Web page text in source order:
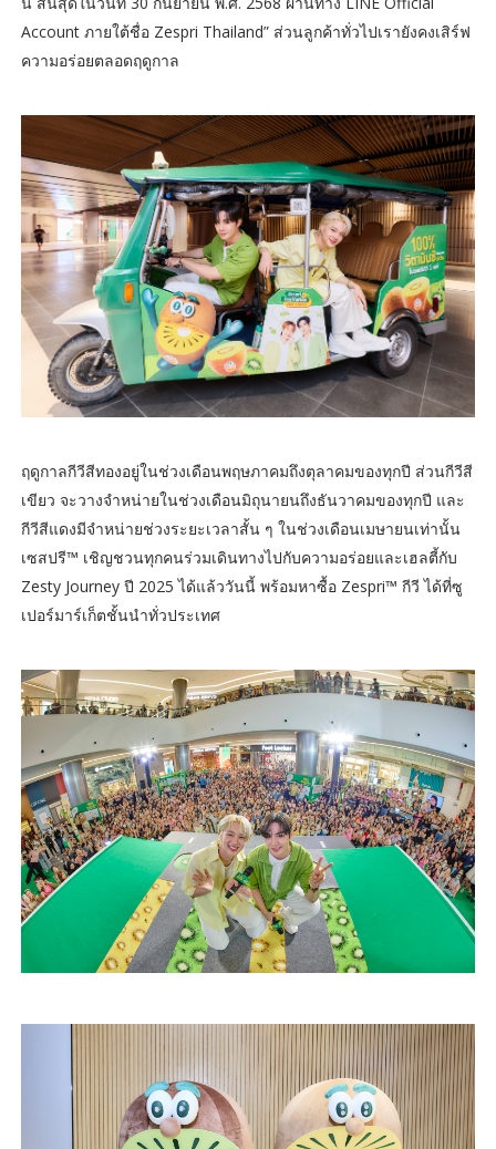
Account ภายใต้ชื่อ Zespri Thailand” ส่วนลูกค้าทั่วไปเรายังคงเสิร์ฟ
ความอร่อยตลอดฤดูกาล
ฤดูกาลกีวีสีทองอยู่ในช่วงเดือนพฤษภาคมถึงตุลาคมของทุกปี ส่วนกีวีสี
เขียว จะวางจำหน่ายในช่วงเดือนมิถุนายนถึงธันวาคมของทุกปี และ
กีวีสีแดงมีจำหน่ายช่วงระยะเวลาสั้น ๆ ในช่วงเดือนเมษายนเท่านั้น
เซสปรี™ เชิญชวนทุกคนร่วมเดินทางไปกับความอร่อยและเฮลตี้กับ
Zesty Journey ปี 2025 ได้แล้ววันนี้ พร้อมหาซื้อ Zespri™ กีวี ได้ที่ซู
เปอร์มาร์เก็ตชั้นนำทั่วประเทศ